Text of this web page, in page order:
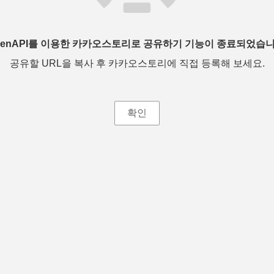
를 이용한 카카오스토리로 공유하기 기능이 종료되었습
공유할 URL을 복사 후 카카오스토리에 직접 등록해 보세요.
확인